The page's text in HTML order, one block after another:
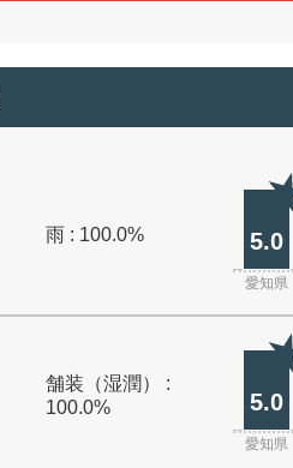
雨 : 100.0% 5.0
愛知県
舗装（湿潤） :
100.0%
5.0
愛知県